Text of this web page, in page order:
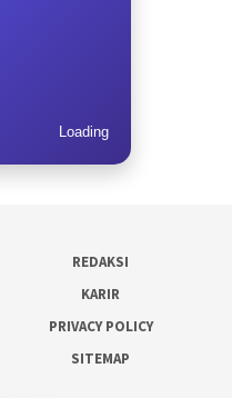
Loading
REDAKSI
KARIR
PRIVACY POLICY
SITEMAP